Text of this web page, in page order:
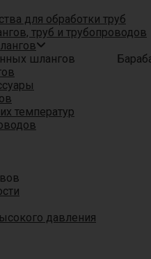
для обработки труб
труб и трубопроводов
температур
давления